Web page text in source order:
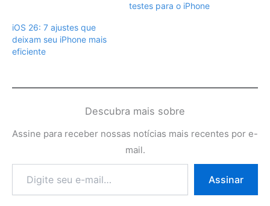
testes para o iPhone
iOS 26: 7 ajustes que
deixam seu iPhone mais
eficiente
Descubra mais sobre
Assine para receber nossas notícias mais recentes por e-
mail.
e-
Assinar